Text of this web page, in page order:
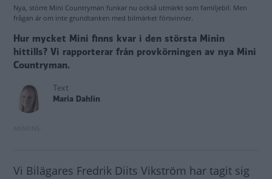
Nya, större Mini Countryman funkar nu också utmärkt som familjebil. Men
frågan är om inte grundtanken med bilmärket försvinner.
Hur mycket Mini finns kvar i den största Minin
hittills? Vi rapporterar från provkörningen av nya Mini
Countryman.
Text
Maria Dahlin
Vi Bilägares Fredrik Diits Vikström har tagit sig